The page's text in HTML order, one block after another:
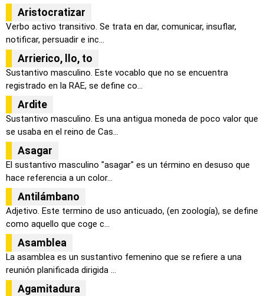
Aristocratizar
Verbo activo transitivo. Se trata en dar, comunicar, insuflar,
notificar, persuadir e inc...
Arrierico, llo, to
Sustantivo masculino. Este vocablo que no se encuentra
registrado en la RAE, se define co...
Ardite
Sustantivo masculino. Es una antigua moneda de poco valor que
se usaba en el reino de Cas...
Asagar
El sustantivo masculino "asagar" es un término en desuso que
hace referencia a un color...
Antilámbano
Adjetivo. Este termino de uso anticuado, (en zoología), se define
como aquello que coge c...
Asamblea
La asamblea es un sustantivo femenino que se refiere a una
reunión planificada dirigida ...
Agamitadura